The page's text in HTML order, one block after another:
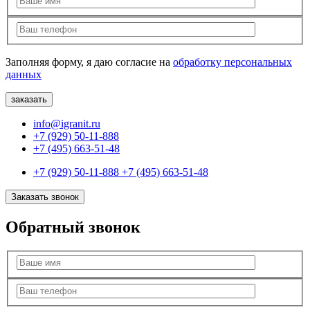
Заполняя форму, я даю согласие на обработку персональных
данных
info@igranit.ru
+7 (929) 50-11-888
+7 (495) 663-51-48
+7 (929) 50-11-888 +7 (495) 663-51-48
Заказать звонок
Обратный звонок